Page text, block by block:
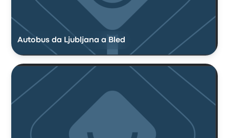
Autobus da Ljubljana a Bled